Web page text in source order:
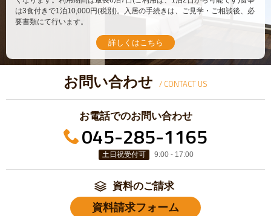
は3食付きで1泊10,000円(税別)。入居の手続きは、ご見学・ご相談後、必
要書類にて行います。
詳しくはこちら
お問い合わせ / CONTACT US
お電話でのお問い合わせ
045-285-1165
土日祝受付可 9:00 - 17:00
資料のご請求
資料請求フォーム